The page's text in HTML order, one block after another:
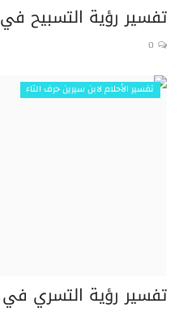
تفسير رؤية التسبيح في
0
تفسير الأحلام لابن سيرين حرف التاء
تفسير رؤية التسري في